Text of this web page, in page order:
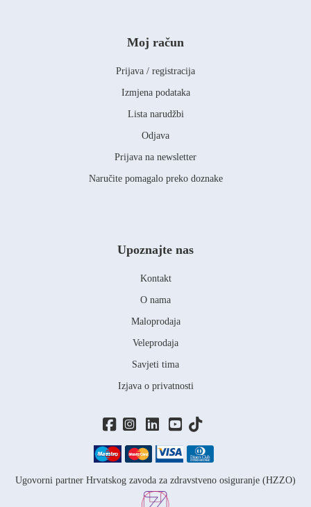
Moj račun
Prijava / registracija
Izmjena podataka
Lista narudžbi
Odjava
Prijava na newsletter
Naručite pomagalo preko doznake
Ugovorni partner Hrvatskog zavoda za zdravstveno osiguranje (HZZO)
Upoznajte nas
Kontakt
O nama
Maloprodaja
Veleprodaja
Savjeti tima
Izjava o privatnosti